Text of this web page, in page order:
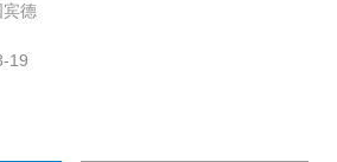
宾德
19